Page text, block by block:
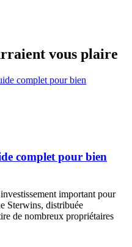
vous plaire
complet pour bien
important pour
Sterwins, distribuée
de nombreux propriétaires